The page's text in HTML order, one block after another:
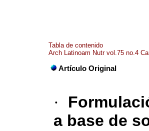
Tabla de contenido
Arch Latinoam Nutr vol.75 no.4
Artículo Original
·
a base de